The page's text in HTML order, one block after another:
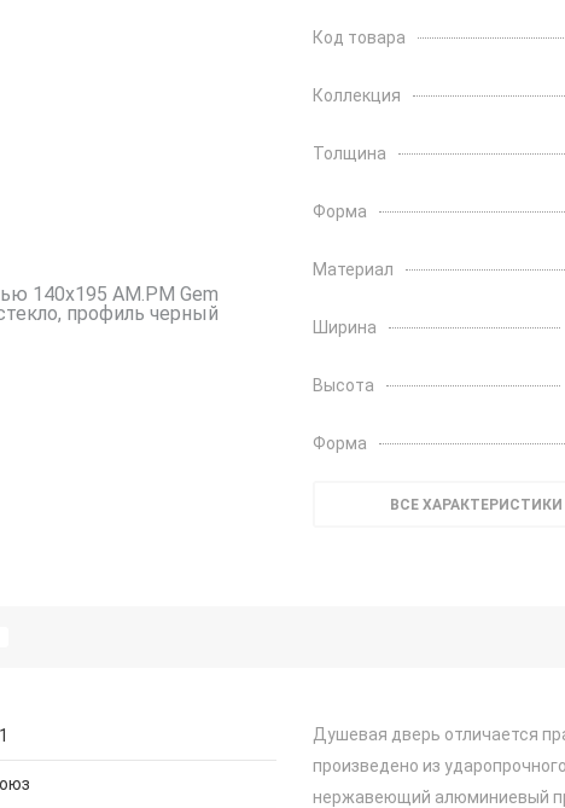
Код товара
Коллекция
Толщина
Форма
Материал
Ширина
Высота
Форма
ВСЕ ХАРАКТЕРИСТИКИ
Душевая дверь отличается
произведено из
нержавеющий алюминиевый